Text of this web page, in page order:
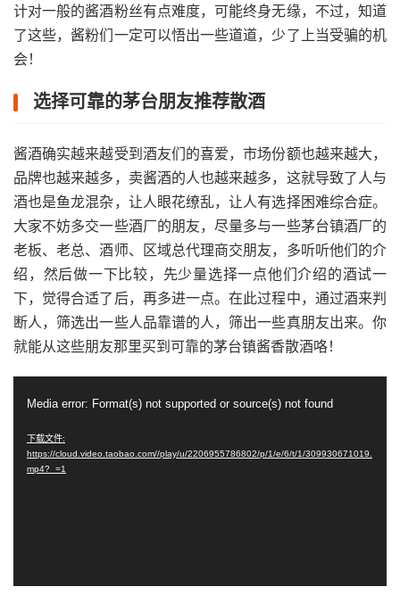
计对一般的酱酒粉丝有点难度，可能终身无缘，不过，知道
了这些，酱粉们一定可以悟出一些道道，少了上当受骗的机
会！
选择可靠的茅台朋友推荐散酒
酱酒确实越来越受到酒友们的喜爱，市场份额也越来越大，
品牌也越来越多，卖酱酒的人也越来越多，这就导致了人与
酒也是鱼龙混杂，让人眼花缭乱，让人有选择困难综合症。
大家不妨多交一些酒厂的朋友，尽量多与一些茅台镇酒厂的
老板、老总、酒师、区域总代理商交朋友，多听听他们的介
绍，然后做一下比较，先少量选择一点他们介绍的酒试一
下，觉得合适了后，再多进一点。在此过程中，通过酒来判
断人，筛选出一些人品靠谱的人，筛出一些真朋友出来。你
就能从这些朋友那里买到可靠的茅台镇酱香散酒咯！
Media error: Format(s) not supported or source(s) not found
下载文件:
https://cloud.video.taobao.com//play/u/2206955786802/p/1/e/6/t/1/309930671019.
mp4?_=1